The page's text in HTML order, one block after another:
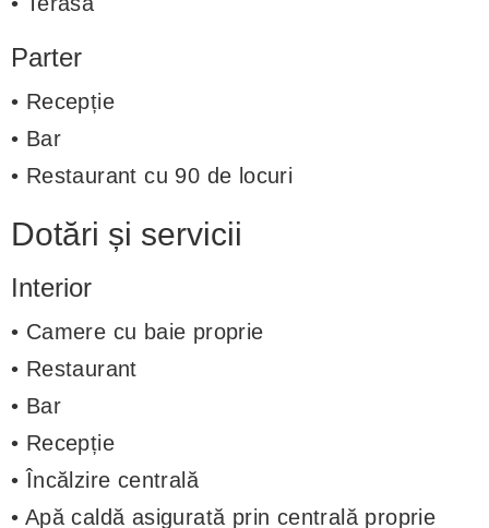
Parter
• Recepție
• Bar
• Restaurant cu 90 de locuri
Dotări și servicii
Interior
• Camere cu baie proprie
• Restaurant
• Bar
• Recepție
• Încălzire centrală
• Apă caldă asigurată prin centrală proprie